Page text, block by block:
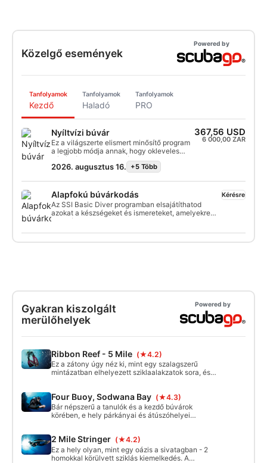
Közelgő események
Powered by
Tanfolyamok
Kezdő
Tanfolyamok
Haladó
Tanfolyamok
PRO
Nyíltvízi búvár
Ez a világszerte elismert minősítő program
a legjobb módja annak, hogy okleveles
búvárként elkezdhesd életed kalandjait. A
személyre szabott képzést vízben történő
a víz alatti kényelemhez szükséges
készségeket és tapasztalatot. Így
megszerezheted az SSI Open Water Diver
minősítést.
2026. augusztus 16. +5 Több
367,56 USD
6 000,00 ZAR
Alapfokú búvárkodás
Az SSI Basic Diver programban elsajátíthatod
azokat a készségeket és ismereteket, amelyekre
szükséged van ahhoz, hogy egy SSI szakemberrel
Kérésre
Gyakran kiszolgált
merülőhelyek
Powered by
Ribbon Reef - 5 Mile (★4.2)
Ez a zátony úgy néz ki, mint egy szalagszerű
mintázatban elhelyezett sziklaalakzatok sora, és
Four Buoy, Sodwana Bay (★4.3)
Bár népszerű a tanulók és a kezdő búvárok
körében, e hely párkányai és átúszóhelyei
kutatókat, és a sziklás kiemelkedések és kis
barlangok alatt megbúvó seprőhalrajok találhatók.
Ez a merülőhely csak hajóval közelíthető meg. Az
2 Mile Stringer (★4.2)
Ez a hely olyan, mint egy oázis a sivatagban - 2
homokkal körülvett sziklás kiemelkedés. A